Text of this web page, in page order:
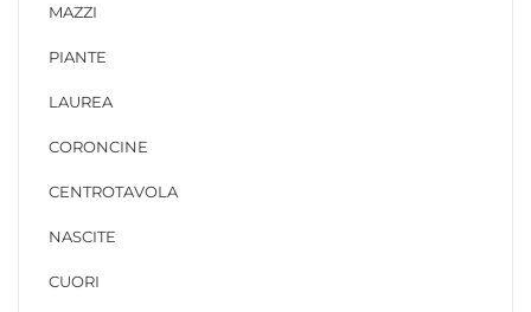
MAZZI
PIANTE
LAUREA
CORONCINE
CENTROTAVOLA
NASCITE
CUORI